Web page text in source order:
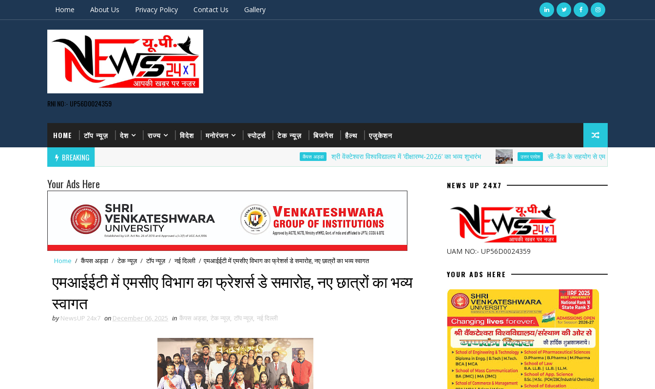
Home About Us Privacy Policy Contact Us Gallery
RNI NO:- UP56D0024359
HOME टॉप न्यूज़ देश राज्य विदेश मनोरंजन स्पोर्ट्स टेक न्यूज़ बिजनेस हैल्थ एजुकेशन
BREAKING श्री वेंक्टेश्वरा विश्वविद्यालय में ‘दीक्षारम्भ-2026’ का भव्य शुभारंभ उत्तर प्रदेश सी-डैक के सहयोग से एमआईईटी में साइबर सिक्योरिटी
Your Ads Here
Home / कैंपस अड्डा / टेक न्यूज़ / टॉप न्यूज़ / नई द‍िल्ली / एमआईईटी में एमसीए विभाग का फ्रेशर्स डे समारोह, नए छात्रों का भव्य स्वागत
एमआईईटी में एमसीए विभाग का फ्रेशर्स डे समारोह, नए छात्रों का भव्य
स्वागत
by NewsUP 24x7 on December 06, 2025 in कैंपस अड्डा, टेक न्यूज़, टॉप न्यूज़, नई द‍िल्ली
NEWS UP 24X7
UAM NO:- UP56D0024359
YOUR ADS HERE